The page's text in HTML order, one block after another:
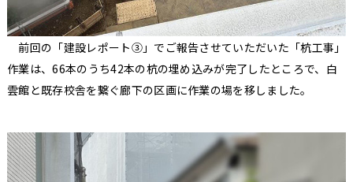
前回の「建設レポート③」でご報告させていただいた「杭工事」
作業は、66本のうち42本の杭の埋め込みが完了したところで、白
雲館と既存校舎を繋ぐ廊下の区画に作業の場を移しました。